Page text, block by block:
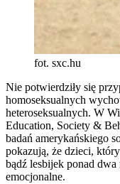
fot. sxc.hu
Nie potwierdziły się
homoseksualnych
heteroseksualnych. W
Education, Society &
badań amerykańskiego
pokazują, że dzieci,
bądź lesbijek ponad
emocjonalne.